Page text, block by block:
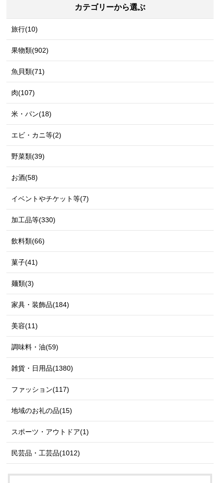
カテゴリーから選ぶ
旅行(10)
果物類(902)
魚貝類(71)
肉(107)
米・パン(18)
エビ・カニ等(2)
野菜類(39)
お酒(58)
イベントやチケット等(7)
加工品等(330)
飲料類(66)
菓子(41)
麺類(3)
家具・装飾品(184)
美容(11)
調味料・油(59)
雑貨・日用品(1380)
ファッション(117)
地域のお礼の品(15)
スポーツ・アウトドア(1)
民芸品・工芸品(1012)